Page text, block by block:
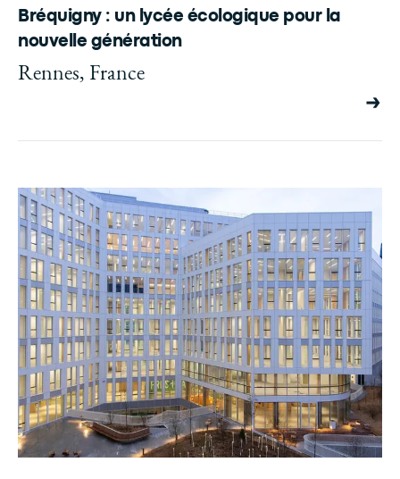
Bréquigny : un lycée écologique pour la
nouvelle génération
Rennes, France